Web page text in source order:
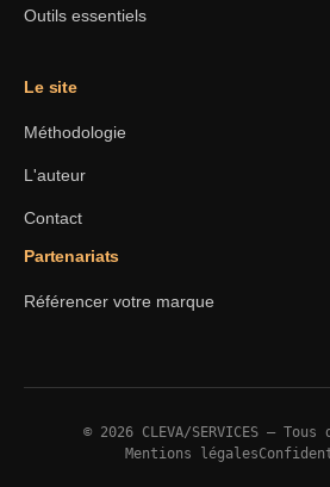
Outils essentiels
Le site
Méthodologie
L'auteur
Contact
Partenariats
Référencer votre marque
© 2026 CLEVA/SERVICES —
Mentions légales